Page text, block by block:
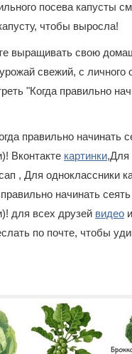
посева капусты
чтобы выросла!
выращивать свою
свежий, с личного
"Когда правильно
правильно начинать
Вконтакте картинки,Для
, Для одноклассники
начинать
для всех друзей видео
по почте, чтобы